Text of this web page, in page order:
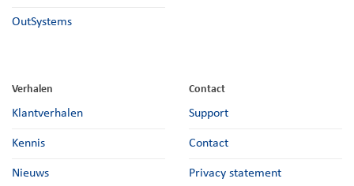
OutSystems
Verhalen
Klantverhalen
Kennis
Nieuws
Contact
Support
Contact
Privacy statement